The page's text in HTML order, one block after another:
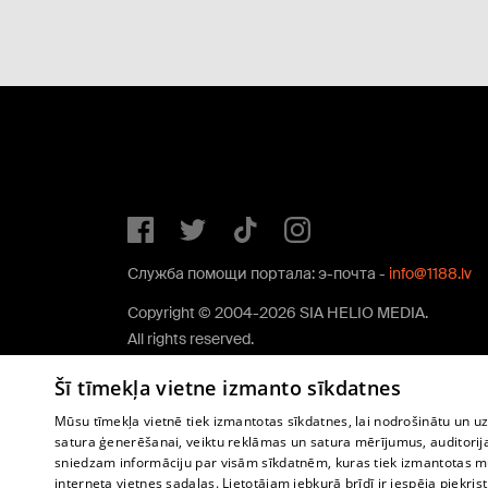
Служба помощи портала: э-почта - info@1188.lv
Copyright © 2004-2026 SIA HELIO MEDIA.
All rights reserved.
Šī tīmekļa vietne izmanto sīkdatnes
Mūsu tīmekļa vietnē tiek izmantotas sīkdatnes, lai nodrošinātu un
satura ģenerēšanai, veiktu reklāmas un satura mērījumus,
sniedzam informāciju par visām sīkdatnēm, kuras tiek izmantotas
interneta vietnes sadaļas. Lietotājam jebkurā brīdī ir iespēja